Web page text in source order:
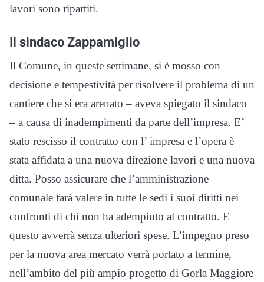
lavori sono ripartiti.
Il sindaco Zappamiglio
Il Comune, in queste settimane, si è mosso con
decisione e tempestività per risolvere il problema di un
cantiere che si era arenato – aveva spiegato il sindaco
– a causa di inadempimenti da parte dell’impresa. E’
stato rescisso il contratto con l’ impresa e l’opera è
stata affidata a una nuova direzione lavori e una nuova
ditta. Posso assicurare che l’amministrazione
comunale farà valere in tutte le sedi i suoi diritti nei
confronti di chi non ha adempiuto al contratto. E
questo avverrà senza ulteriori spese. L’impegno preso
per la nuova area mercato verrà portato a termine,
nell’ambito del più ampio progetto di Gorla Maggiore